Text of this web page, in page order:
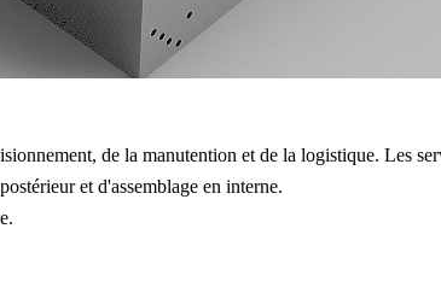
de la manutention et de la logistique. Les
et d'assemblage en interne.